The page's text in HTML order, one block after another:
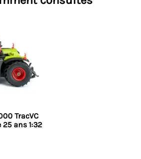
TracVC
ans 1:32